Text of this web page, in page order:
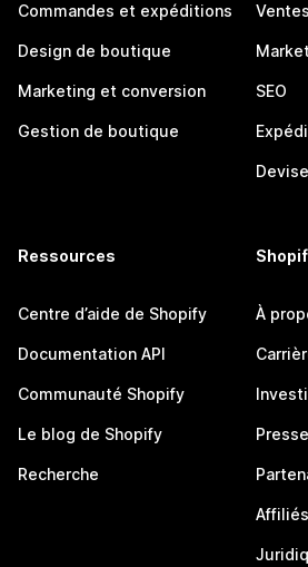
Commandes et expéditions
Design de boutique
Marketing et conversion
Gestion de boutique
SEO
Ressources
Centre d’aide de Shopify
Documentation API
Communauté Shopify
Le blog de Shopify
Recherche
À
Affiliés